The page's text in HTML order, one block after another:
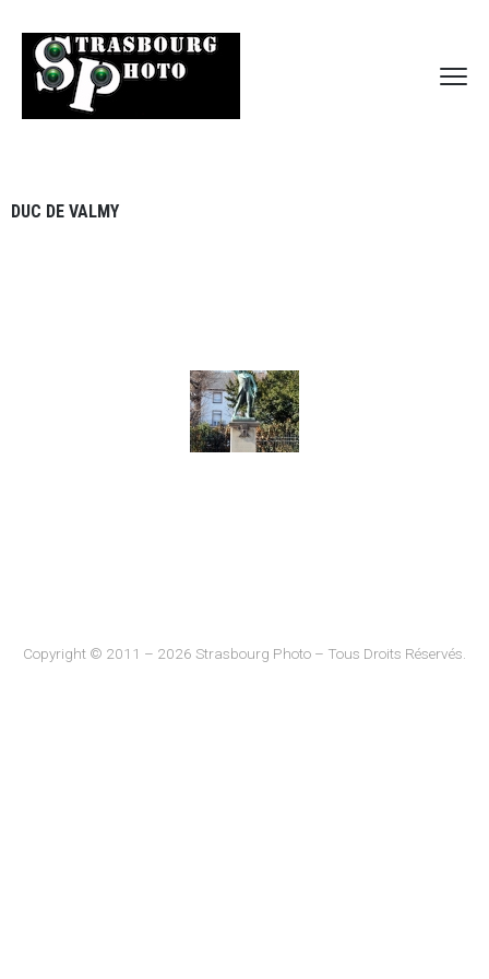
DUC DE VALMY
Copyright © 2011 – 2026 Strasbourg Photo – Tous Droits Réservés.